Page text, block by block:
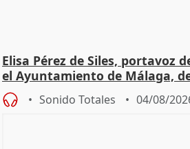
Elisa Pérez de Siles, portavoz
el Ayuntamiento de Málaga,
Sonido Totales 04/08/